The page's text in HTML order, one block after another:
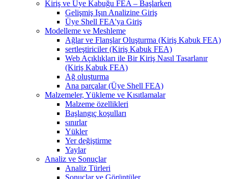
Kiriş ve Üye Kabuğu FEA – Başlarken
Gelişmiş Işın Analizine Giriş
Üye Shell FEA'ya Giriş
Modelleme ve Meshleme
Ağlar ve Flanşlar Oluşturma (Kiriş Kabuk FEA)
sertleştiriciler (Kiriş Kabuk FEA)
Web Açıklıkları ile Bir Kiriş Nasıl Tasarlanır
(Kiriş Kabuk FEA)
Ağ oluşturma
Ana parçalar (Üye Shell FEA)
Malzemeler, Yükleme ve Kısıtlamalar
Malzeme özellikleri
Başlangıç ​​koşulları
sınırlar
Yükler
Yer değiştirme
Yaylar
Analiz ve Sonuçlar
Analiz Türleri